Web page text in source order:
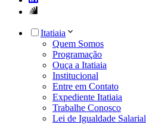
Itatiaia
Quem Somos
Programação
Ouça a Itatiaia
Institucional
Entre em Contato
Expediente Itatiaia
Trabalhe Conosco
Lei de Igualdade Salarial